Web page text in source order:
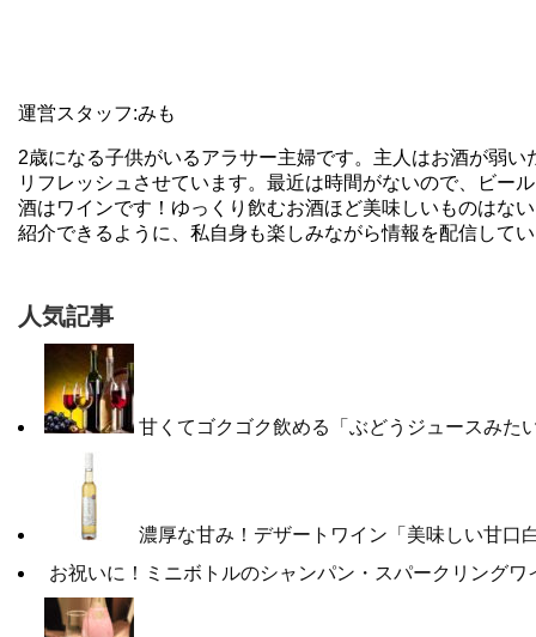
運営スタッフ:みも
2歳になる子供がいるアラサー主婦です。主人はお酒が弱
リフレッシュさせています。最近は時間がないので、ビー
酒はワインです！ゆっくり飲むお酒ほど美味しいものはな
紹介できるように、私自身も楽しみながら情報を配信して
人気記事
甘くてゴクゴク飲める「ぶどうジュースみた
濃厚な甘み！デザートワイン「美味しい甘口
お祝いに！ミニボトルのシャンパン・スパークリングワ